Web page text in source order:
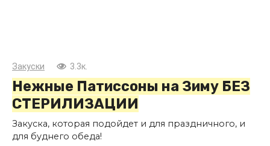
Закуски 3.3к.
Нежные Патиссоны на Зиму БЕЗ
СТЕРИЛИЗАЦИИ
Закуска, которая подойдет и для праздничного, и
для буднего обеда!